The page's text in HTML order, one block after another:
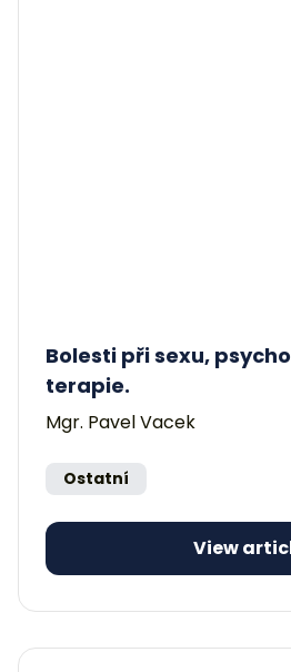
Bolesti při sexu,
terapie.
Mgr. Pavel Vacek
Ostatní
View